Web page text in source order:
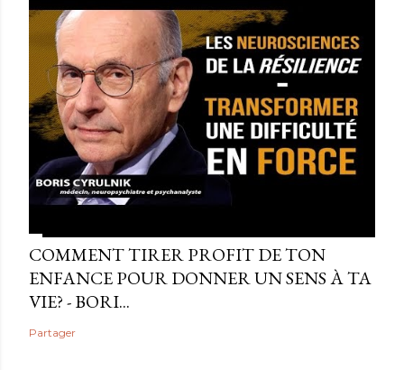
COMMENT TIRER PROFIT DE TON
ENFANCE POUR DONNER UN SENS À TA
VIE? - BORI...
Partager